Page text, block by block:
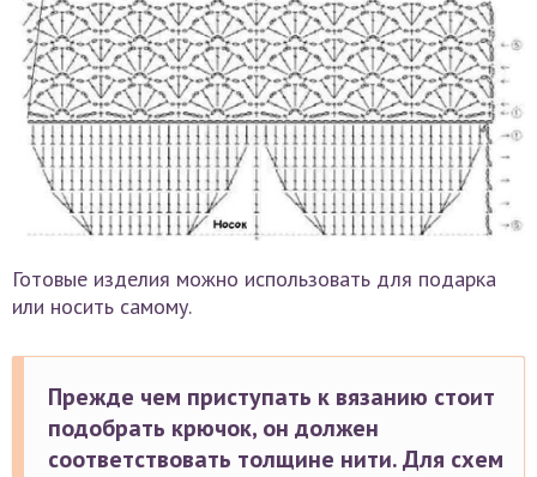
Готовые изделия можно использовать для подарка
или носить самому.
Прежде чем приступать к вязанию стоит
подобрать крючок, он должен
соответствовать толщине нити. Для схем